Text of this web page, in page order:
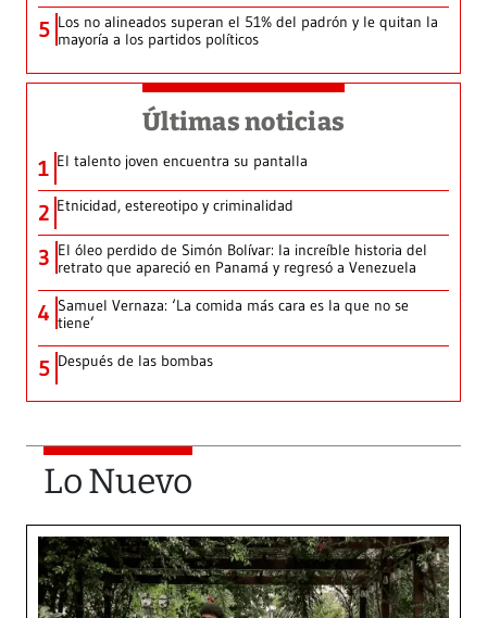
5 Los no alineados superan el 51% del padrón y le quitan la
mayoría a los partidos políticos
Últimas noticias
1 El talento joven encuentra su pantalla​
2 Etnicidad, estereotipo y criminalidad
3 El óleo perdido de Simón Bolívar: la increíble historia del
retrato que apareció en Panamá y regresó a Venezuela
4 Samuel Vernaza: ‘La comida más cara es la que no se
tiene’
5 Después de las bombas
Lo Nuevo